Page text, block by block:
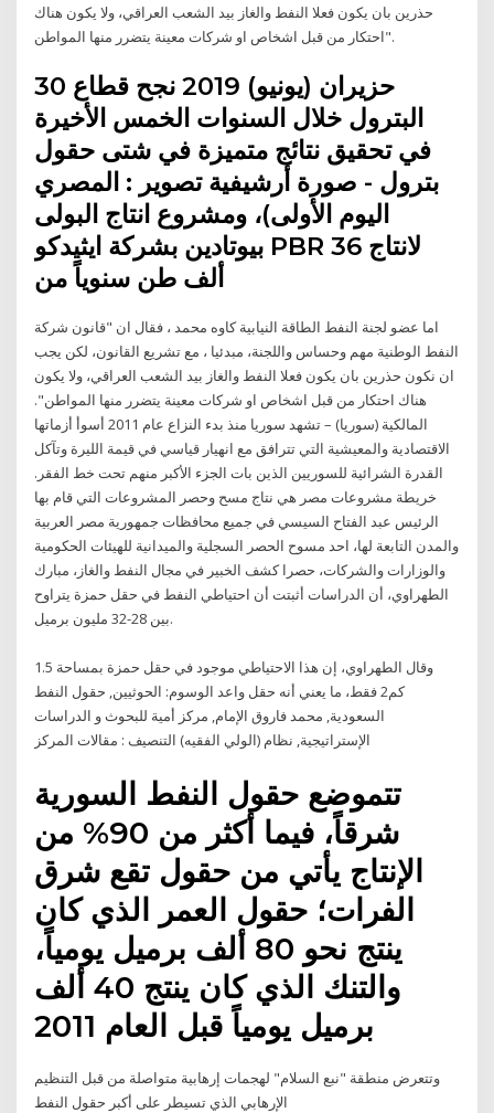
حذرين بان يكون فعلا النفط والغاز بيد الشعب العراقي، ولا يكون هناك
احتكار من قبل اشخاص او شركات معينة يتضرر منها المواطن".
30 حزيران (يونيو) 2019 نجح قطاع
البترول خلال السنوات الخمس الأخيرة
في تحقيق نتائج متميزة في شتى حقول
بترول - صورة أرشيفية تصوير : المصري
اليوم الأولى)، ومشروع انتاج البولى
بيوتادين بشركة ايثيدكو PBR لانتاج 36
ألف طن سنوياً من
اما عضو لجنة النفط الطاقة النيابية كاوه محمد ، فقال ان "قانون شركة
النفط الوطنية مهم وحساس واللجنة، مبدئيا ، مع تشريع القانون، لكن يجب
ان نكون حذرين بان يكون فعلا النفط والغاز بيد الشعب العراقي، ولا يكون
هناك احتكار من قبل اشخاص او شركات معينة يتضرر منها المواطن".
المالكية (سوريا) – تشهد سوريا منذ بدء النزاع عام 2011 أسوأ أزماتها
الاقتصادية والمعيشية التي تترافق مع انهيار قياسي في قيمة الليرة وتآكل
القدرة الشرائية للسوريين الذين بات الجزء الأكبر منهم تحت خط الفقر.
خريطة مشروعات مصر هي نتاج مسح وحصر المشروعات التي قام بها
الرئيس عبد الفتاح السيسي في جميع محافظات جمهورية مصر العربية
والمدن التابعة لها، احد مسوح الحصر السجلية والميدانية للهيئات الحكومية
والوزارات والشركات، حصرا كشف الخبير في مجال النفط والغاز، مبارك
الطهراوي، أن الدراسات أثبتت أن احتياطي النفط في حقل حمزة يتراوح
بين 28-32 مليون برميل.
وقال الطهراوي، إن هذا الاحتياطي موجود في حقل حمزة بمساحة 1.5
كم2 فقط، ما يعني أنه حقل واعد الوسوم: الحوثيين, حقول النفط
السعودية, محمد فاروق الإمام, مركز أمية للبحوث و الدراسات
الإستراتيجية, نظام (الولي الفقيه) التنصيف : مقالات المركز
تتموضع حقول النفط السورية
شرقاً، فيما أكثر من 90% من
الإنتاج يأتي من حقول تقع شرق
الفرات؛ حقول العمر الذي كان
ينتج نحو 80 ألف برميل يومياً،
والتنك الذي كان ينتج 40 ألف
برميل يومياً قبل العام 2011
وتتعرض منطقة "نبع السلام" لهجمات إرهابية متواصلة من قبل التنظيم
الإرهابي الذي تسيطر على أكبر حقول النفط